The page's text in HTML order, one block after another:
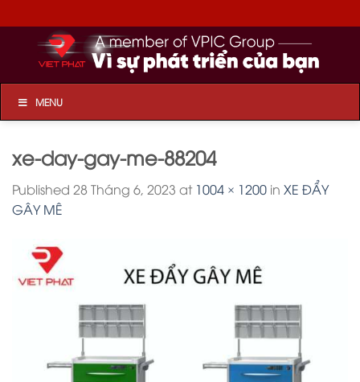
to
content
MENU
xe-day-gay-me-88204
Published 28 Tháng 6, 2023 at 1004 × 1200 in XE ĐẨY
GÂY MÊ